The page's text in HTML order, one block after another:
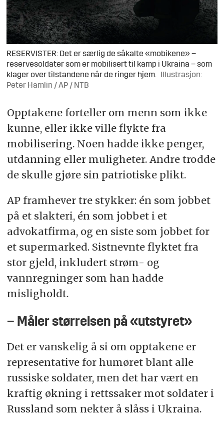
RESERVISTER: Det er særlig de såkalte «mobikene» –
reservesoldater som er mobilisert til kamp i Ukraina – som
klager over tilstandene når de ringer hjem. Illustrasjon:
Peter Hamlin / AP / NTB
Opptakene forteller om menn som ikke
kunne, eller ikke ville flykte fra
mobilisering. Noen hadde ikke penger,
utdanning eller muligheter. Andre trodde
de skulle gjøre sin patriotiske plikt.
AP framhever tre stykker: én som jobbet
på et slakteri, én som jobbet i et
advokatfirma, og en siste som jobbet for
et supermarked. Sistnevnte flyktet fra
stor gjeld, inkludert strøm- og
vannregninger som han hadde
misligholdt.
– Måler størrelsen på «utstyret»
Det er vanskelig å si om opptakene er
representative for humøret blant alle
russiske soldater, men det har vært en
kraftig økning i rettssaker mot soldater i
Russland som nekter å slåss i Ukraina.